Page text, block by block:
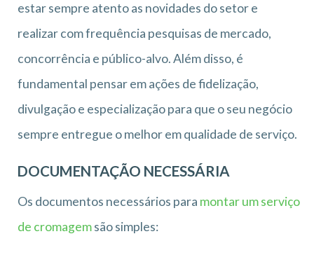
estar sempre atento as novidades do setor e
realizar com frequência pesquisas de mercado,
concorrência e público-alvo. Além disso, é
fundamental pensar em ações de fidelização,
divulgação e especialização para que o seu negócio
sempre entregue o melhor em qualidade de serviço.
DOCUMENTAÇÃO NECESSÁRIA
Os documentos necessários para montar um serviço
de cromagemsão simples: